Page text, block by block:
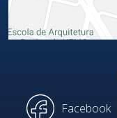
Facebook